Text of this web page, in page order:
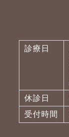
診療日
休診日
受付時間